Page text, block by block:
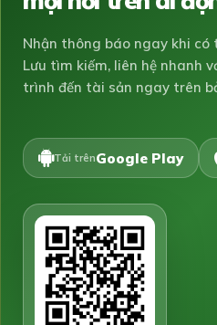
Nhận thông báo ngay khi có
Lưu tìm kiếm, liên hệ nhanh
trình đến tài sản ngay trên
Tải trênGoogle Play